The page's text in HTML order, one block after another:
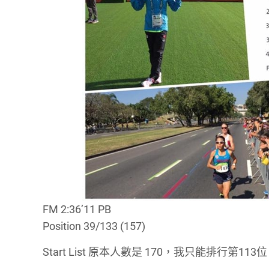
FM 2:36’11 PB
Position 39/133 (157)
Start List 原本人數是 170，我只能排行第113